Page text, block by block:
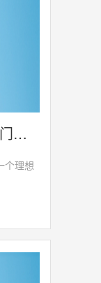
黑龙江打造安全无忧的不锈钢金库门，选择专业生产厂家
个理想